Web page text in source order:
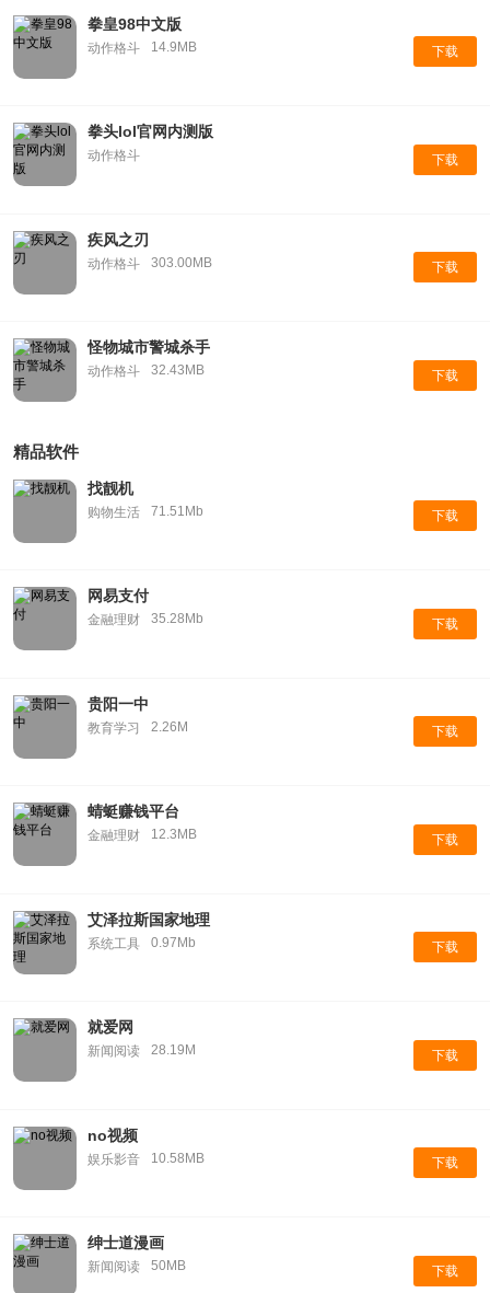
拳皇98中文版
动作格斗 14.9MB 下载
拳头lol官网内测版
动作格斗 下载
疾风之刃
动作格斗 303.00MB 下载
怪物城市警城杀手
动作格斗 32.43MB 下载
精品软件
找靓机
购物生活 71.51Mb 下载
网易支付
金融理财 35.28Mb 下载
贵阳一中
教育学习 2.26M 下载
蜻蜓赚钱平台
金融理财 12.3MB 下载
艾泽拉斯国家地理
系统工具 0.97Mb 下载
就爱网
新闻阅读 28.19M 下载
no视频
娱乐影音 10.58MB 下载
绅士道漫画
新闻阅读 50MB 下载